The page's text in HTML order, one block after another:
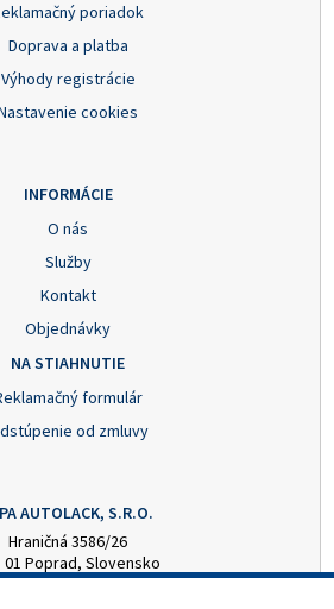
poriadok
Doprava a platba
Výhody registrácie
cookies
INFORMÁCIE
O nás
Služby
Kontakt
Objednávky
NA STIAHNUTIE
formulár
od zmluvy
AUTOLACK, S.R.O.
Hraničná 3586/26
01 Poprad, Slovensko